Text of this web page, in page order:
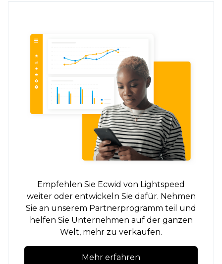
Empfehlen Sie Ecwid von Lightspeed
weiter oder entwickeln Sie dafür. Nehmen
Sie an unserem Partnerprogramm teil und
helfen Sie Unternehmen auf der ganzen
Welt, mehr zu verkaufen.
Mehr erfahren